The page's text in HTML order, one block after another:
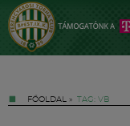
FŐOLDAL » TAG: VB